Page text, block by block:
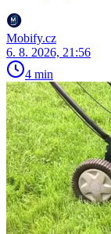
Mobify.cz
6. 8. 2026, 21:56
4 min